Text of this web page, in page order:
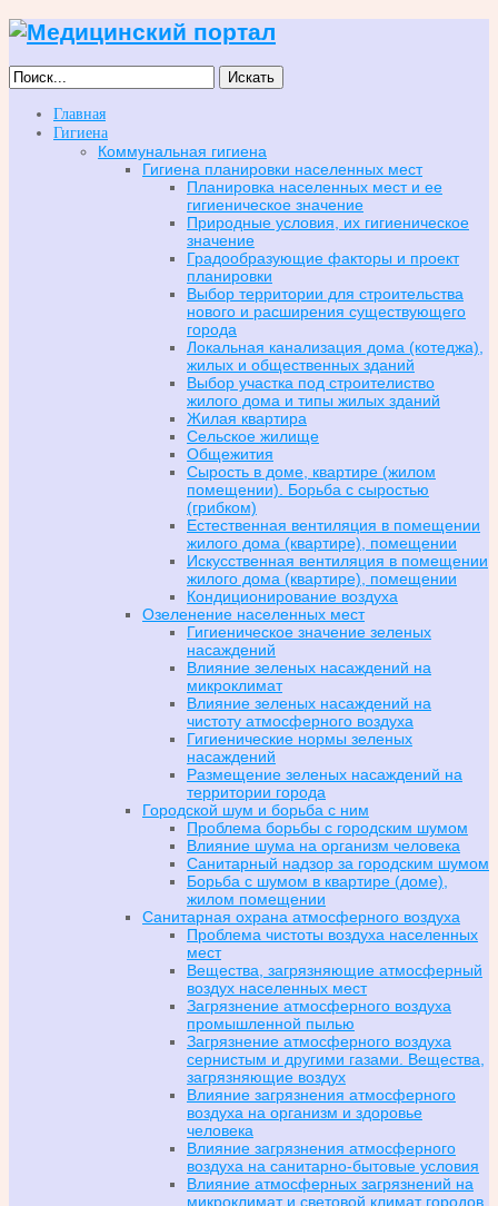
Искать
Главная
Гигиена
Коммунальная гигиена
Гигиена планировки населенных мест
Планировка населенных мест и ее
гигиеническое значение
Природные условия, их гигиеническое
значение
Градообразующие факторы и проект
планировки
Выбор территории для строительства
нового и расширения существующего
города
Локальная канализация дома (котеджа),
жилых и общественных зданий
Выбор участка под строителиство
жилого дома и типы жилых зданий
Жилая квартира
Сельское жилище
Общежития
Сырость в доме, квартире (жилом
помещении). Борьба с сыростью
(грибком)
Естественная вентиляция в помещении
жилого дома (квартире), помещении
Искусственная вентиляция в помещении
жилого дома (квартире), помещении
Кондиционирование воздуха
Озеленение населенных мест
Гигиеническое значение зеленых
насаждений
Влияние зеленых насаждений на
микроклимат
Влияние зеленых насаждений на
чистоту атмосферного воздуха
Гигиенические нормы зеленых
насаждений
Размещение зеленых насаждений на
территории города
Городской шум и борьба с ним
Проблема борьбы с городским шумом
Влияние шума на организм человека
Санитарный надзор за городским шумом
Борьба с шумом в квартире (доме),
жилом помещении
Санитарная охрана атмосферного воздуха
Проблема чистоты воздуха населенных
мест
Вещества, загрязняющие атмосферный
воздух населенных мест
Загрязнение атмосферного воздуха
промышленной пылью
Загрязнение атмосферного воздуха
сернистым и другими газами. Вещества,
загрязняющие воздух
Влияние загрязнения атмосферного
воздуха на организм и здоровье
человека
Влияние загрязнения атмосферного
воздуха на санитарно-бытовые условия
Влияние атмосферных загрязнений на
микроклимат и световой климат городов